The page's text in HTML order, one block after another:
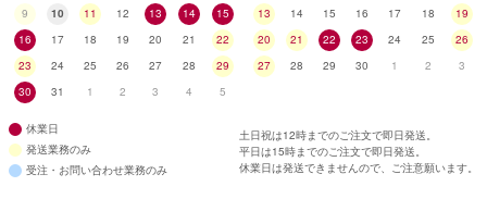
9
10 11 12 13 14
15
16
17 18 19 20 21
22
23
24 25 26 27 28
29
30
31 1 2 3 4 5
13
14 15 16 17 18
19
20
21 22 23 24 25
26
27
28 29 30 1 2 3
休業日
発送業務のみ
受注・お問い合わせ業務のみ
土日祝は12時までのご注文で即日発送。
平日は15時までのご注文で即日発送。
休業日は発送できませんので、ご注意願います。